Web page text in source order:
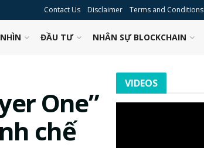
Contact Us Disclaimer Terms and Conditions
ĐẦU TƯ NHÂN SỰ BLOCKCHAIN
One”
chế
VIDEOS